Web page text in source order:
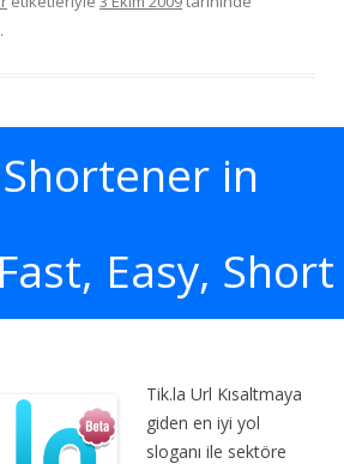
in
Easy, Short
Tik.la Url Kısaltmaya
giden en iyi yol
sloganı ile sektöre